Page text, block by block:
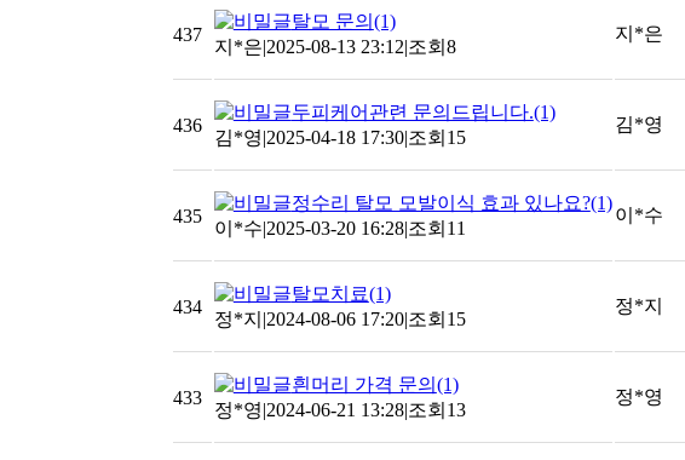
437
탈모 문의 (1)
지*은|2025-08-13 23:12|조회8
지*은
436
두피케어관련 문의드립니다.(1)
김*영|2025-04-18 17:30|조회15
김*영
435
정수리 탈모 모발이식 효과 있나요?(1)
이*수|2025-03-20 16:28|조회11
이*수
434
탈모치료(1)
정*지 |2024-08-06 17:20|조회15
정*지
433
흰머리 가격 문의 (1)
정*영|2024-06-21 13:28|조회13
정*영